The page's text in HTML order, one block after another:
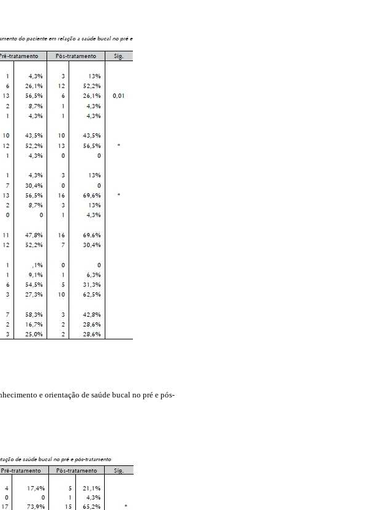
e orientação de saúde bucal no pré e pós-